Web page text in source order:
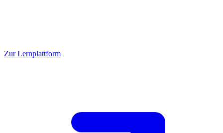
Zur Lernplattform